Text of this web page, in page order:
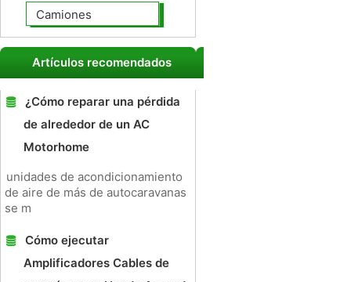
Camiones
Artículos recomendados
¿Cómo reparar una pérdida
de alrededor de un AC
Motorhome
unidades de acondicionamiento
de aire de más de autocaravanas
se m
Cómo ejecutar
Amplificadores Cables de